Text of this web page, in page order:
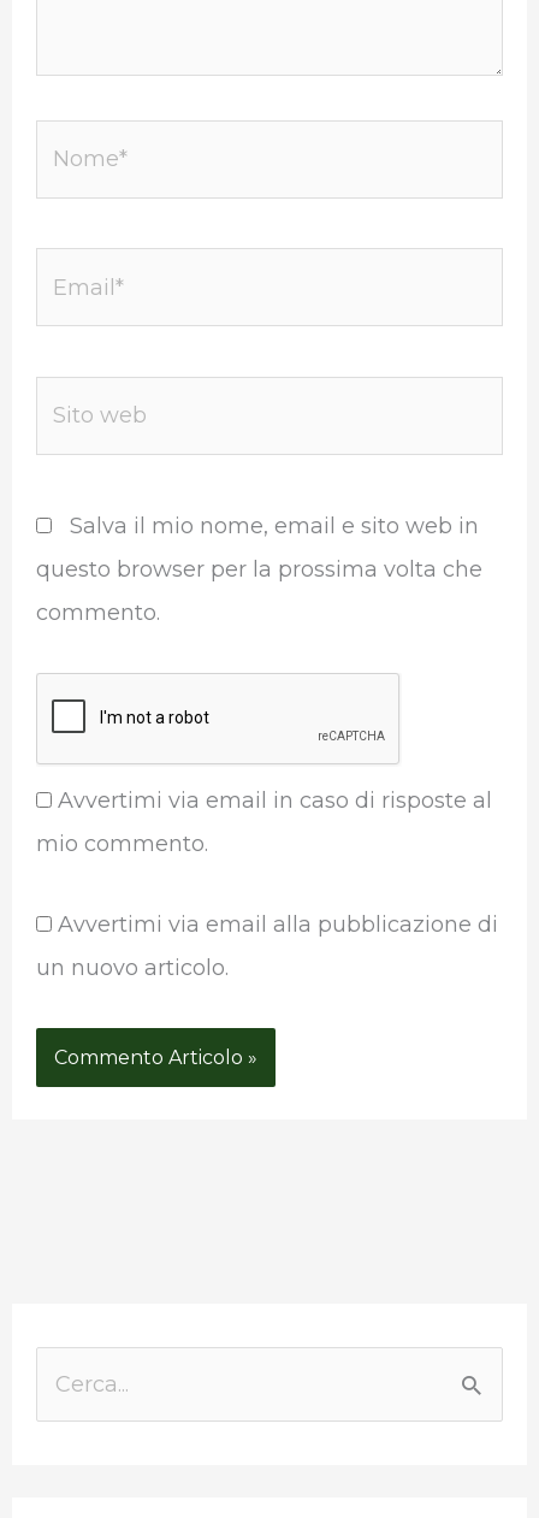
Salva il mio nome, email e sito web in
questo browser per la prossima volta che
commento.
Avvertimi via email in caso di risposte al
mio commento.
Avvertimi via email alla pubblicazione di
un nuovo articolo.